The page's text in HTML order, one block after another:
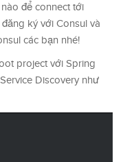
để connect tới
ký với Consul và
các bạn nhé!
project với Spring
Discovery như